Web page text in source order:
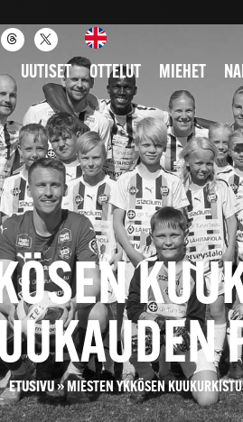
UUTISET OTTELUT MIEHET
ETUSIVU»MIESTEN YKKÖSEN